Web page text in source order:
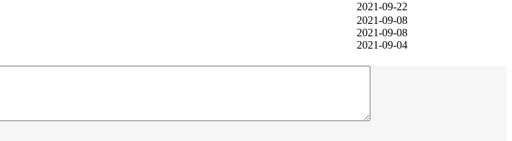
2021-09-22
2021-09-08
2021-09-08
2021-09-04